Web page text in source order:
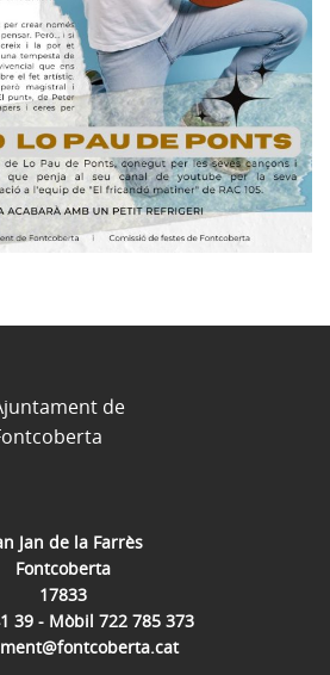
Jan de la Farrès
Fontcoberta
17833
39 - Mòbil 722 785 373
de